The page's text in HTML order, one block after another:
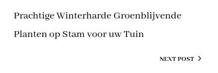
Prachtige Winterharde Groenblijvende
Planten op Stam voor uw Tuin
NEXT POST